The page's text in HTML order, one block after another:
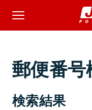
郵便番号
検索結果